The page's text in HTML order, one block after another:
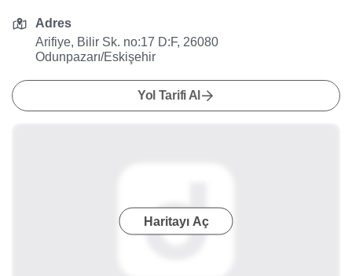
Adres
Arifiye, Bilir Sk. no:17 D:F, 26080
Odunpazarı/Eskişehir
Yol Tarifi Al
Haritayı Aç